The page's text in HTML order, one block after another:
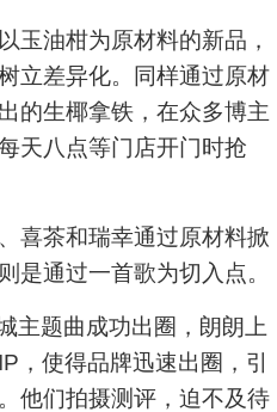
油柑为原材料的新品，
立差异化。同样通过原材
的生椰拿铁，在众多博主
天八点等门店开门时抢
茶和瑞幸通过原材料掀
是通过一首歌为切入点。
题曲成功出圈，朗朗上
，使得品牌迅速出圈，引
他们拍摄测评，迫不及待